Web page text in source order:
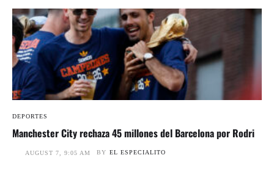
DEPORTES
Manchester City rechaza 45 millones del Barcelona por Rodri
AUGUST 7, 9:05 AM BY EL ESPECIALITO